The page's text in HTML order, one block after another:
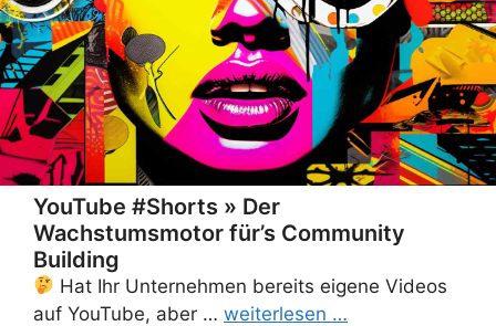
YouTube #Shorts » Der
Wachstumsmotor für’s Community
Building
Hat Ihr Unternehmen bereits eigene Videos
auf YouTube, aber … weiterlesen …